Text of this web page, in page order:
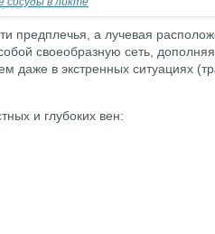
предплечья, а лучевая
своеобразную сеть, дополняя
даже в экстренных ситуациях
и глубоких вен: